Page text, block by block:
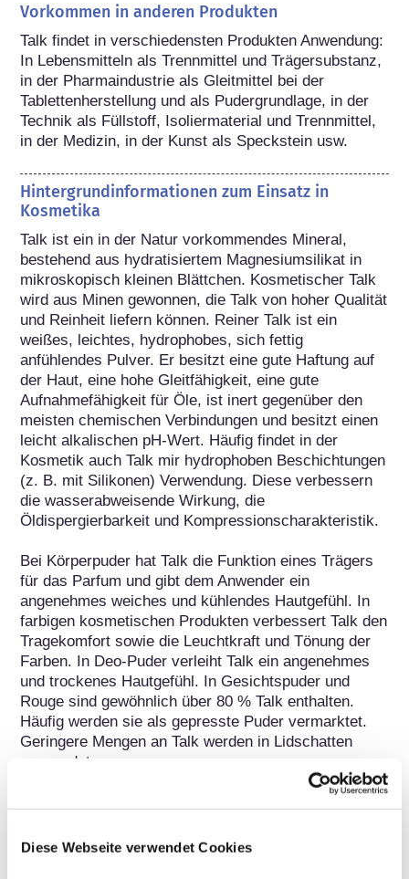
Diese Webseite verwendet Cookies
Vorkommen in anderen Produkten
Talk findet in verschiedensten Produkten Anwendung:
In Lebensmitteln als Trennmittel und Trägersubstanz,
in der Pharmaindustrie als Gleitmittel bei der
Tablettenherstellung und als Pudergrundlage, in der
Technik als Füllstoff, Isoliermaterial und Trennmittel,
in der Medizin, in der Kunst als Speckstein usw.
Hintergrundinformationen zum Einsatz in
Kosmetika
Talk ist ein in der Natur vorkommendes Mineral,
bestehend aus hydratisiertem Magnesiumsilikat in
mikroskopisch kleinen Blättchen. Kosmetischer Talk
wird aus Minen gewonnen, die Talk von hoher Qualität
und Reinheit liefern können. Reiner Talk ist ein
weißes, leichtes, hydrophobes, sich fettig
anfühlendes Pulver. Er besitzt eine gute Haftung auf
der Haut, eine hohe Gleitfähigkeit, eine gute
Aufnahmefähigkeit für Öle, ist inert gegenüber den
meisten chemischen Verbindungen und besitzt einen
leicht alkalischen pH-Wert. Häufig findet in der
Kosmetik auch Talk mir hydrophoben Beschichtungen
(z. B. mit Silikonen) Verwendung. Diese verbessern
die wasserabweisende Wirkung, die
Öldispergierbarkeit und Kompressionscharakteristik.
Bei Körperpuder hat Talk die Funktion eines Trägers
für das Parfum und gibt dem Anwender ein
angenehmes weiches und kühlendes Hautgefühl. In
farbigen kosmetischen Produkten verbessert Talk den
Tragekomfort sowie die Leuchtkraft und Tönung der
Farben. In Deo-Puder verleiht Talk ein angenehmes
und trockenes Hautgefühl. In Gesichtspuder und
Rouge sind gewöhnlich über 80 % Talk enthalten.
Häufig werden sie als gepresste Puder vermarktet.
Geringere Mengen an Talk werden in Lidschatten
verwendet.
Info zur sicheren Verwendung
Dieser Stoff ist durch einen Eintrag in Anhang III der